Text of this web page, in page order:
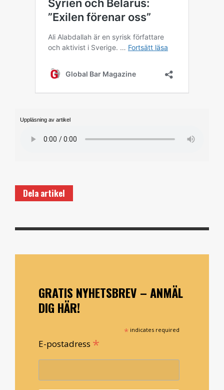
Uppläsning av artikel
Dela artikel
GRATIS NYHETSBREV – ANMÄL
DIG HÄR!
* indicates required
E-postadress *